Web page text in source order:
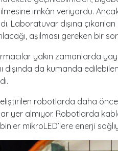
imkân veriyordu.
Laboratuvar dışına
aşılması gereken bir
yakın zamanlarda
dışında da kumanda
robotlarda daha
yer almıyor. Robotlarda
mikroLED’lere enerji